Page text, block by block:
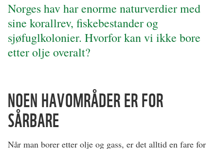
Norges hav har enorme naturverdier med
sine korallrev, fiskebestander og
sjøfuglkolonier. Hvorfor kan vi ikke bore
etter olje overalt?
NOEN HAVOMRÅDER ER FOR
SÅRBARE
Når man borer etter olje og gass, er det alltid en fare for